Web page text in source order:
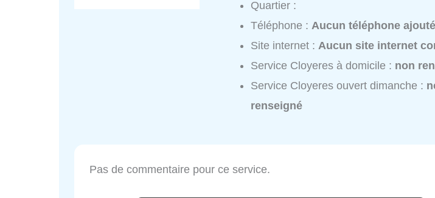
Quartier :
Téléphone :Aucun téléphone ajouté
Site internet :Aucun site internet
Service Cloyeres à domicile : non
Service Cloyeres ouvert dimanche :
renseigné
Pas de commentaire pour ce service.